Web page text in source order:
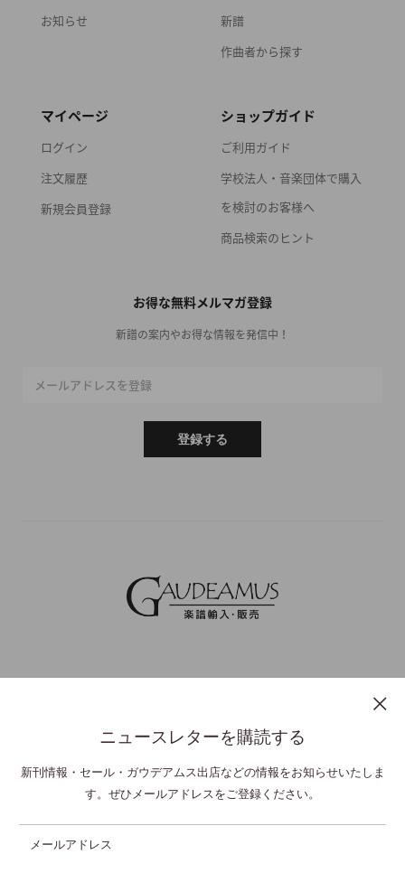
ニュースレターを購読する
新刊情報・セール・ガウデアムス出店などの情報をお知らせいたしま
す。ぜひメールアドレスをご登録ください。
メールアドレス
お知らせ
新譜
作曲者から探す
マイページ
ログイン
注文履歴
新規会員登録
ショップガイド
ご利用ガイド
学校法人・音楽団体で購入
を検討のお客様へ
商品検索のヒント
お得な無料メルマガ登録
新譜の案内やお得な情報を発信中！
メールアドレスを登録
登録する
プライバシーポリシー 特定商取引法表示 利用規約
お問い合わせ